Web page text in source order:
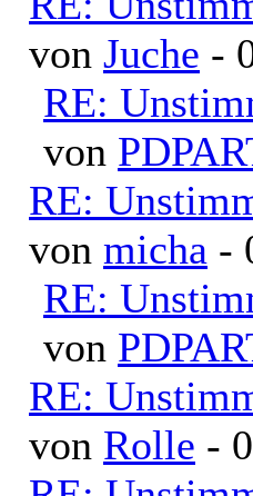
von Juche -
RE:
von
RE:
von micha -
RE:
von
RE:
von Rolle -